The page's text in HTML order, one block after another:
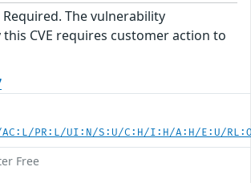
Required. The vulnerability
CVE requires customer action to
AC:L/PR:L/UI:N/S:U/C:H/I:H/A:H/E:U/
Free